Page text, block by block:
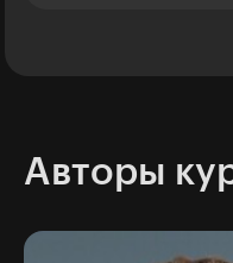
Авторы